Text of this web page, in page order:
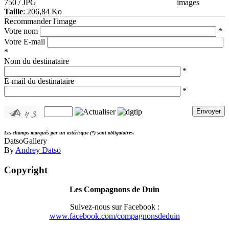
750 / JPG
Taille: 206,84 Ko
images
Recommander l'image
Votre nom
*
Votre E-mail
*
Nom du destinataire
*
E-mail du destinataire
*
Envoyer
Les champs marqués par un astérisque (*) sont obligatoires.
DatsoGallery
By Andrey Datso
Copyright
Les Compagnons de Duin
Suivez-nous sur Facebook :
www.facebook.com/compagnonsdeduin